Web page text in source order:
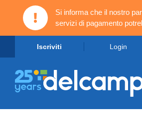
Si informa che il nostro
servizi di pagamento
Iscriviti Login